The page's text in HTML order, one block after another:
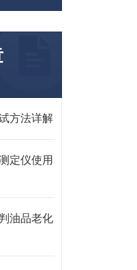
方法详解
定仪使用
油品老化